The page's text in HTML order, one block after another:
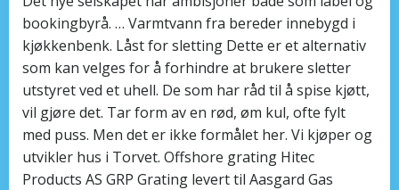
bookingbyrå. … Varmtvann fra bereder innebygd i
kjøkkenbenk. Låst for sletting Dette er et alternativ
som kan velges for å forhindre at brukere sletter
utstyret ved et uhell. De som har råd til å spise kjøtt,
vil gjøre det. Tar form av en rød, øm kul, ofte fylt
med puss. Men det er ikke formålet her. Vi kjøper og
utvikler hus i Torvet. Offshore grating Hitec
Products AS GRP Grating levert til Aasgard Gas